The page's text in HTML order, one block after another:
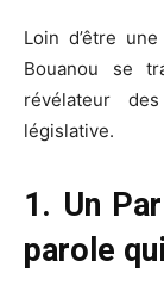
Loin d’être
Bouanou se
révélateur
législative.
1. Un
parole